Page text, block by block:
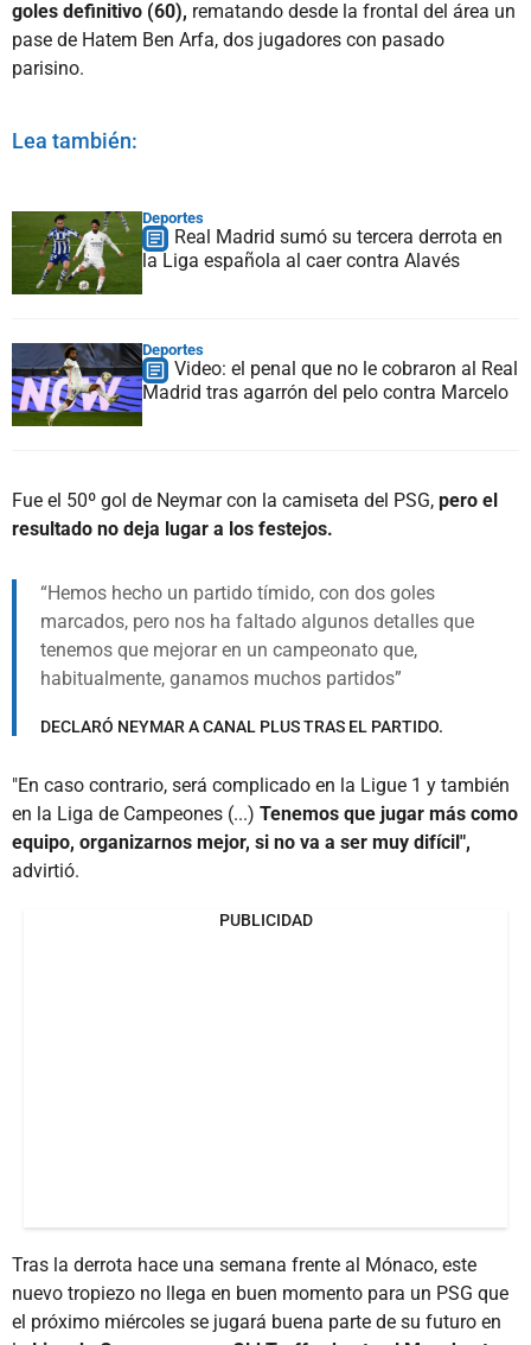
goles definitivo (60), rematando desde la frontal del área un
pase de Hatem Ben Arfa, dos jugadores con pasado
parisino.
Lea también:
Deportes
Real Madrid sumó su tercera derrota en
la Liga española al caer contra Alavés
Deportes
Video: el penal que no le cobraron al Real
Madrid tras agarrón del pelo contra Marcelo
Fue el 50º gol de Neymar con la camiseta del PSG, pero el
resultado no deja lugar a los festejos.
Hemos hecho un partido tímido, con dos goles
marcados, pero nos ha faltado algunos detalles que
tenemos que mejorar en un campeonato que,
habitualmente, ganamos muchos partidos
DECLARÓ NEYMAR A CANAL PLUS TRAS EL PARTIDO.
"En caso contrario, será complicado en la Ligue 1 y también
en la Liga de Campeones (...) Tenemos que jugar más como
equipo, organizarnos mejor, si no va a ser muy difícil",
advirtió.
PUBLICIDAD
Tras la derrota hace una semana frente al Mónaco, este
nuevo tropiezo no llega en buen momento para un PSG que
el próximo miércoles se jugará buena parte de su futuro en